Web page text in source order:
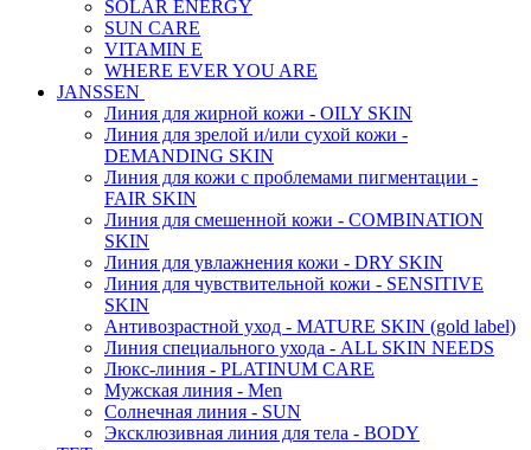
SOLAR ENERGY
SUN CARE
VITAMIN E
WHERE EVER YOU ARE
JANSSEN
Линия для жирной кожи - OILY SKIN
Линия для зрелой и/или сухой кожи -
DEMANDING SKIN
Линия для кожи с проблемами пигментации -
FAIR SKIN
Линия для смешенной кожи - COMBINATION
SKIN
Линия для увлажнения кожи - DRY SKIN
Линия для чувствительной кожи - SENSITIVE
SKIN
Антивозрастной уход - MATURE SKIN (gold label)
Линия специального ухода - ALL SKIN NEEDS
Люкс-линия - PLATINUM CARE
Мужская линия - Men
Солнечная линия - SUN
Эксклюзивная линия для тела - BODY